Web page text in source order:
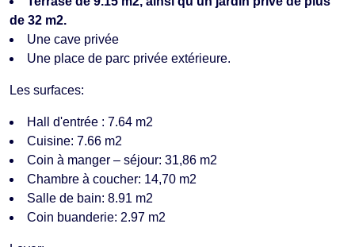
de 32 m2.
Une cave privée
Une place de parc privée extérieure.
Les surfaces:
Hall d'entrée : 7.64 m2
Cuisine: 7.66 m2
Coin à manger – séjour: 31,86 m2
Chambre à coucher: 14,70 m2
Salle de bain: 8.91 m2
Coin buanderie: 2.97 m2